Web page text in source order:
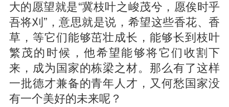
大的愿望就是“冀枝叶之峻茂兮，愿俟时乎
吾将刈”，意思就是说，希望这些香花、香
草，等它们能够茁壮成长，能够长到枝叶
繁茂的时候，他希望能够将它们收割下
来，成为国家的栋梁之材。那么有了这样
一批德才兼备的青年人才，又何愁国家没
有一个美好的未来呢？